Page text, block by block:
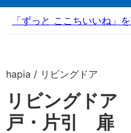
「ずっと ここちいいね」
hapia / リビングドア
リビングド
戸・片引 扉